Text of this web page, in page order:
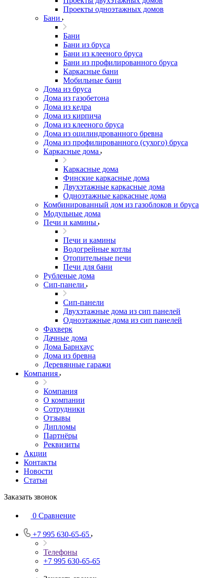
Проекты одноэтажных домов
Бани
Бани
Бани из бруса
Бани из клееного бруса
Бани из профилированного бруса
Каркасные бани
Мобильные бани
Дома из бруса
Дома из газобетона
Дома из кедра
Дома из кирпича
Дома из клееного бруса
Дома из оцилиндрованного бревна
Дома из профилированного (сухого) бруса
Каркасные дома
Каркасные дома
Финские каркасные дома
Двухэтажные каркасные дома
Одноэтажные каркасные дома
Комбинированный дом из газоблоков и бруса
Модульные дома
Печи и камины
Печи и камины
Водогрейные котлы
Отопительные печи
Печи для бани
Рубленые дома
Сип-панели
Сип-панели
Двухэтажные дома из сип панелей
Одноэтажные дома из сип панелей
Фахверк
Дачные дома
Дома Барнхаус
Дома из бревна
Деревянные гаражи
Компания
Компания
О компании
Сотрудники
Отзывы
Дипломы
Партнёры
Реквизиты
Акции
Контакты
Новости
Статьи
Заказать звонок
0 Сравнение
+7 995 630-65-65
Телефоны
+7 995 630-65-65